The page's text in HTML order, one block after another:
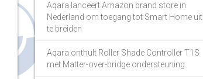
Aqara lanceert Amazon brand store in
Nederland om toegang tot Smart Home uit
te breiden
Aqara onthult Roller Shade Controller T1S
met Matter-over-bridge ondersteuning